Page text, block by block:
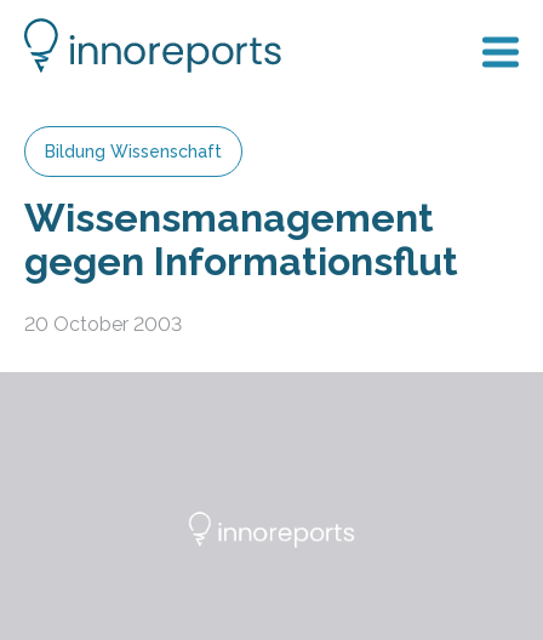
Bildung Wissenschaft
Wissensmanagement
gegen Informationsflut
20 October 2003